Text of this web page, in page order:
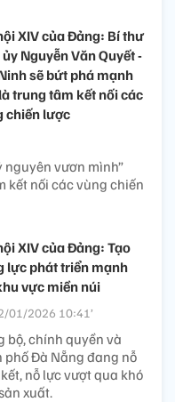
XIV của Đảng: Bí thư
Nguyễn Văn Quyết -
sẽ bứt phá mạnh
trung tâm kết nối các
chiến lược
nguyên vươn mình”
kết nối các vùng chiến
XIV của Đảng: Tạo
lực phát triển mạnh
vực miền núi
01/2026 10:41’
bộ, chính quyền và
Đà Nẵng đang nỗ
nỗ lực vượt qua khó
xuất.